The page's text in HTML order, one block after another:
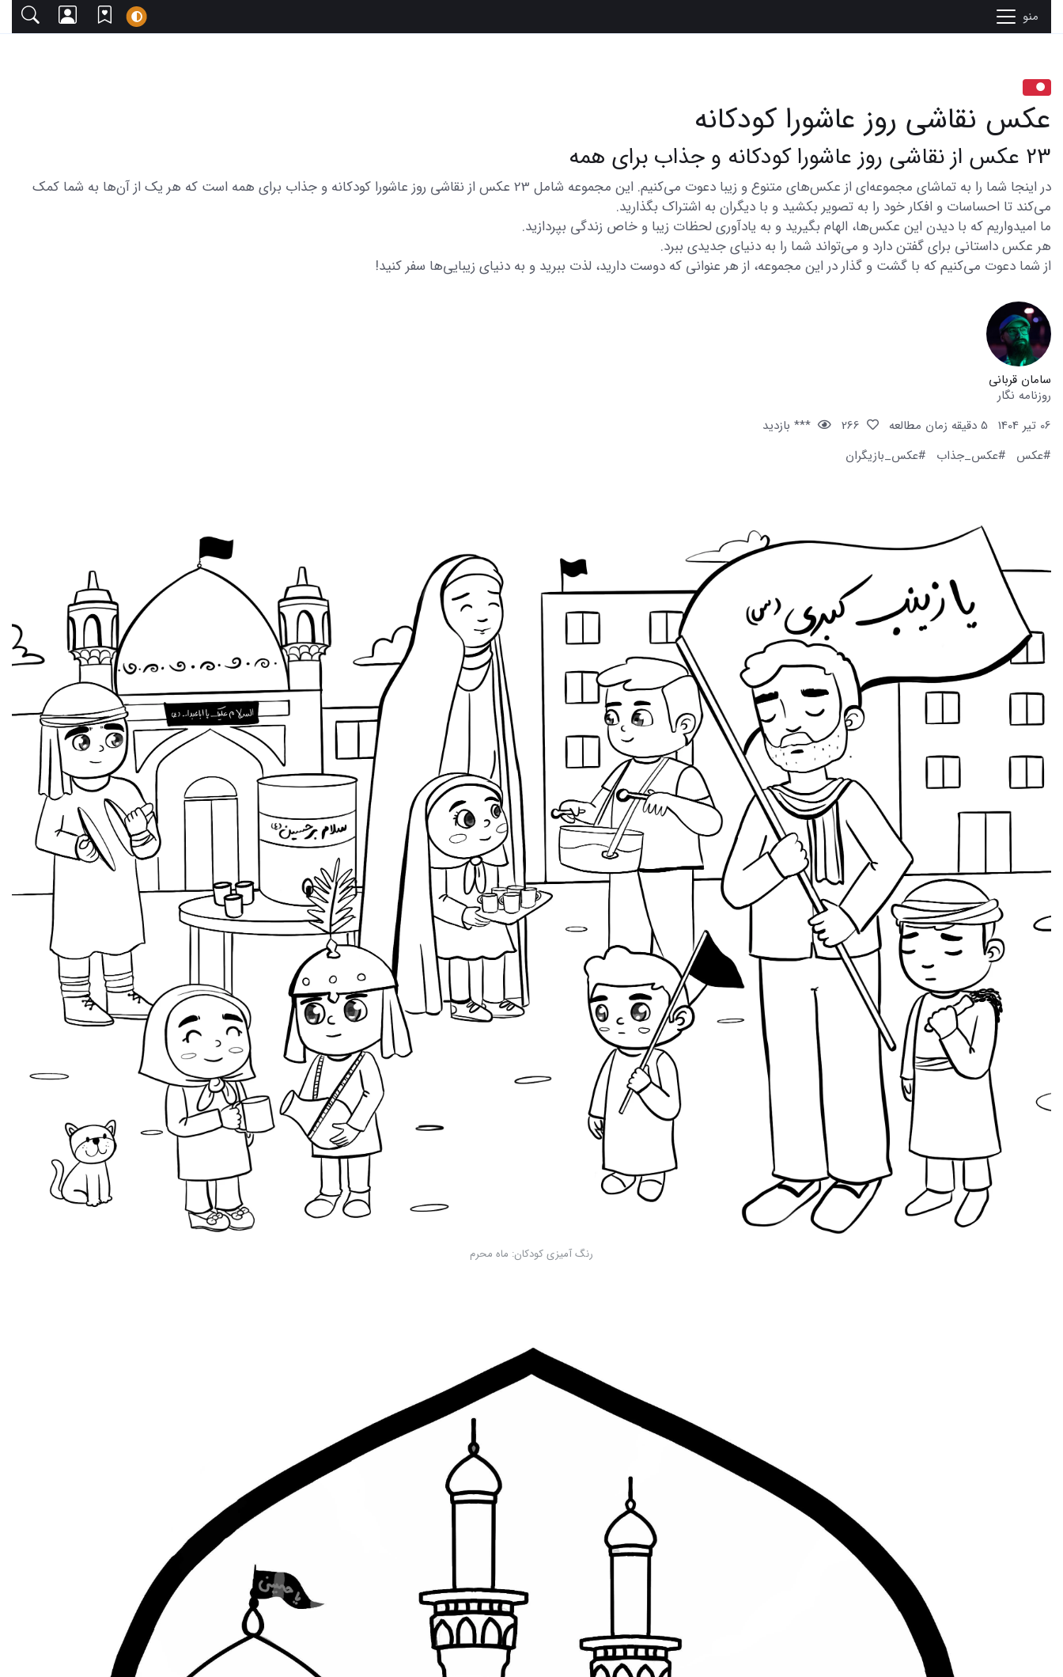
منو
عکس نقاشی روز عاشورا کودکانه
23 عکس از نقاشی روز عاشورا کودکانه و جذاب برای همه
در اینجا شما را به تماشای مجموعه‌ای از عکس‌های متنوع و زیبا دعوت می‌کنیم. این مجموعه شامل 23 عکس از نقاشی روز عاشورا کودکانه و جذاب برای همه است که هر یک از آن‌ها به شما کمک
می‌کند تا احساسات و افکار خود را به تصویر بکشید و با دیگران به اشتراک بگذارید.
ما امیدواریم که با دیدن این عکس‌ها، الهام بگیرید و به یادآوری لحظات زیبا و خاص زندگی بپردازید.
هر عکس داستانی برای گفتن دارد و می‌تواند شما را به دنیای جدیدی ببرد.
از شما دعوت می‌کنیم که با گشت و گذار در این مجموعه، از هر عنوانی که دوست دارید، لذت ببرید و به دنیای زیبایی‌ها سفر کنید!
سامان قربانی
روزنامه نگار
06 تیر 1404
5 دقیقه زمان مطالعه
*** بازدید
#عکس
#عکس_جذاب #عکس_بازیگران
رنگ آمیزی کودکان: ماه محرم